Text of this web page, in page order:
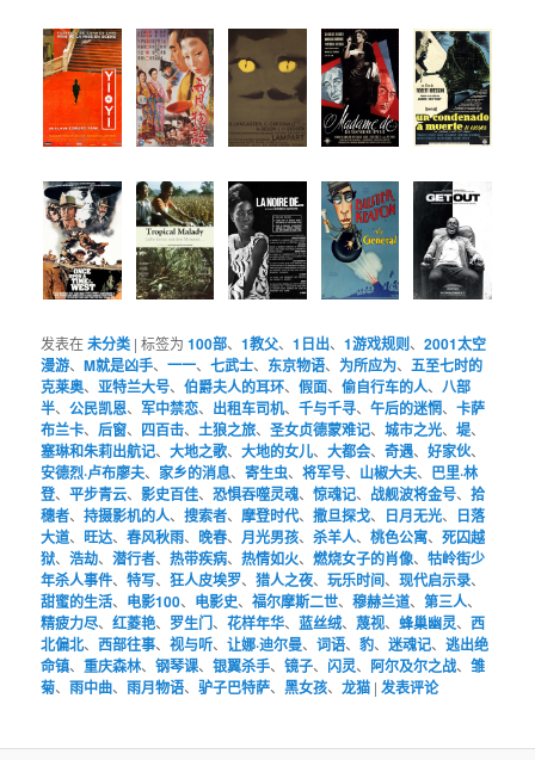
发表在未分类 |标签为 100部、1教父、1日出、1游戏规则、2001太空
漫游、M就是凶手、一一、七武士、 东京物语、 为所应为、五至七时的
克莱奥、亚特兰大号、伯爵夫人的耳环、假面、偷自行车的人、八部
半、公民凯恩、 军中禁恋、 出租车司机、千与千寻、午后的迷惘、卡萨
布兰卡、 后窗、 四百击、土狼之旅、圣女贞德蒙难记、城市之光、堤、
塞琳和朱莉出航记、大地之歌、大地的女儿、大都会、奇遇、好家伙、
安德烈·卢布廖夫、 家乡的消息、寄生虫、将军号、 山椒大夫、 巴里·林
登、平步青云、影史百佳、恐惧吞噬灵魂、惊魂记、 战舰波将金号、拾
穗者、持摄影机的人、搜索者、摩登时代、撒旦探戈、 日月无光、
日落
大道、 旺达、春风秋雨、 晚春、 月光男孩、杀羊人、桃色公寓、死囚越
狱、浩劫、潜行者、热带疾病、热情如火、燃烧女子的肖像、牯岭街少
年杀人事件、特写、狂人皮埃罗、猎人之夜、玩乐时间、现代启示录、
甜蜜的生活、 电影100、 电影史、福尔摩斯二世、穆赫兰道、第三人、
精疲力尽、红菱艳、 罗生门、花样年华、蓝丝绒、蔑视、蜂巢幽灵、西
北偏北、西部往事、视与听、让娜·迪尔曼、词语、豹、迷魂记、逃出绝
命镇、重庆森林、钢琴课、银翼杀手、镜子、 闪灵、 阿尔及尔之战、雏
菊、雨中曲、雨月物语、驴子巴特萨、黑女孩、龙猫 |发表评论